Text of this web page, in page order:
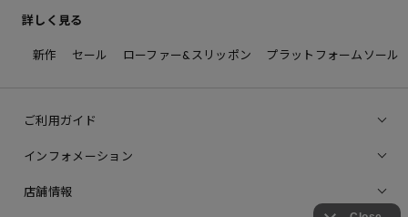
詳しく見る
新作 セール ローファー&スリッポン プラットフォームソール
ご利用ガイド
インフォメーション
店舗情報